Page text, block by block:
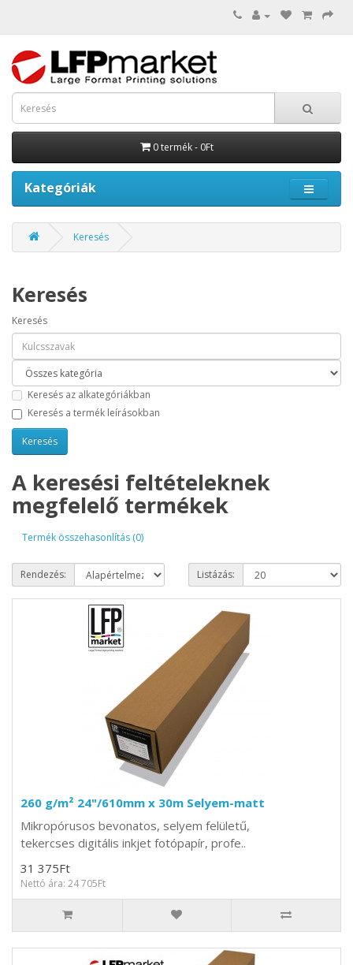
0 termék - 0Ft
Kategóriák
Keresés
Keresés
Keresés
Keresés az alkategóriákban
Keresés a termék leírásokban
A keresési feltételeknek
megfelelő termékek
Termék összehasonlítás (0)
Rendezés: Listázás:
260 g/m² 24"/610mm x 30m Selyem-matt
Mikropórusos bevonatos, selyem felületű,
tekercses digitális inkjet fotópapír, profe..
31 375Ft
Nettó ára: 24 705Ft